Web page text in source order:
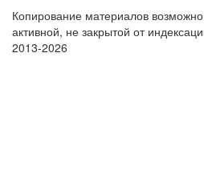
Копирование материалов
активной, не закрытой от
2013-2026